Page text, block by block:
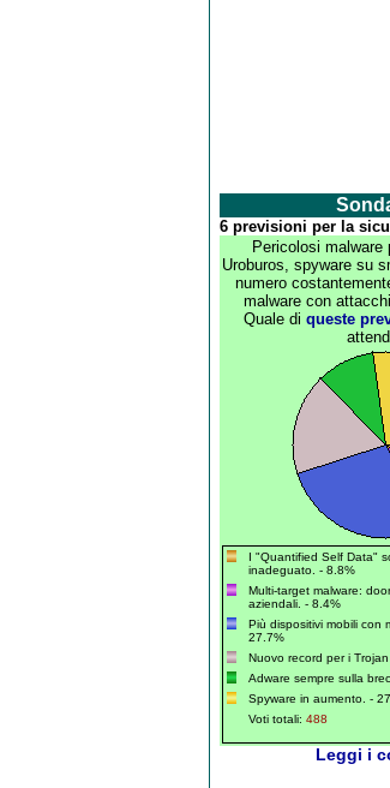
6 previsioni per la
Pericolosi malware
Uroburos, spyware su
numero
malware con
Quale di queste
I "Quantified Self Data"
inadeguato. - 8.8%
Multi-target malware:
aziendali. - 8.4%
Più dispositivi mobili con
27.7%
Nuovo record per i
Adware sempre sulla
Spyware in aumento. -
Voti totali: 488
Leggi i